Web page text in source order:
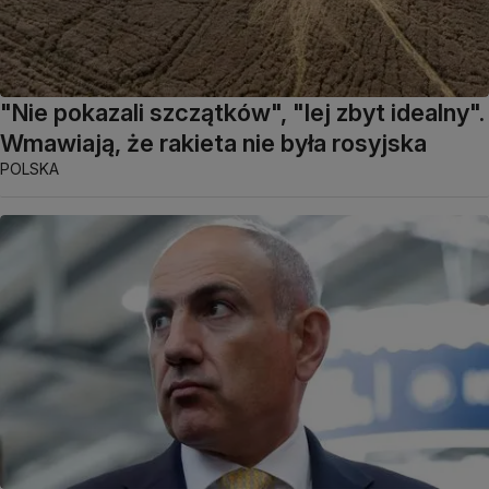
"Nie pokazali szczątków", "lej zbyt idealny".
Wmawiają, że rakieta nie była rosyjska
POLSKA